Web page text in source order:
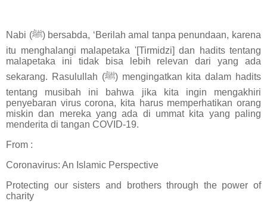
Nabi (ﷺ) bersabda, ‘Berilah amal tanpa penundaan, karena
itu menghalangi malapetaka '[Tirmidzi] dan hadits tentang
malapetaka ini tidak bisa lebih relevan dari yang ada
sekarang. Rasulullah (ﷺ) mengingatkan kita dalam hadits
tentang musibah ini bahwa jika kita ingin mengakhiri
penyebaran virus corona, kita harus memperhatikan orang
miskin dan mereka yang ada di ummat kita yang paling
menderita di tangan COVID-19.
From :
Coronavirus: An Islamic Perspective
Protecting our sisters and brothers through the power of
charity